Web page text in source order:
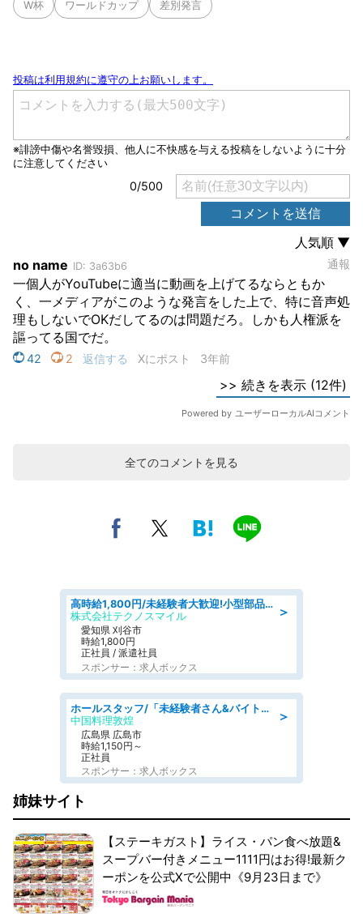
W杯 ワールドカップ 差別発言
全てのコメントを見る
＞
高時給1,800円/未経験者大歓迎!小型部品の加工業務 denso aichi
株式会社テクノスマイル
愛知県 刈谷市
時給1,800円
正社員 / 派遣社員
スポンサー：求人ボックス
＞
ホールスタッフ/「未経験者さん&バイトデビューも大歓迎」残業ほぼなし×1日3時間〜勤務OK!フォロー体制も充実/広島県/広島市南区
中国料理敦煌
広島県 広島市
時給1,150円～
正社員
スポンサー：求人ボックス
姉妹サイト
【ステーキガスト】ライス・パン食べ放題&
スープバー付きメニュー1111円はお得!最新ク
ーポンを公式Xで公開中《9月23日まで》